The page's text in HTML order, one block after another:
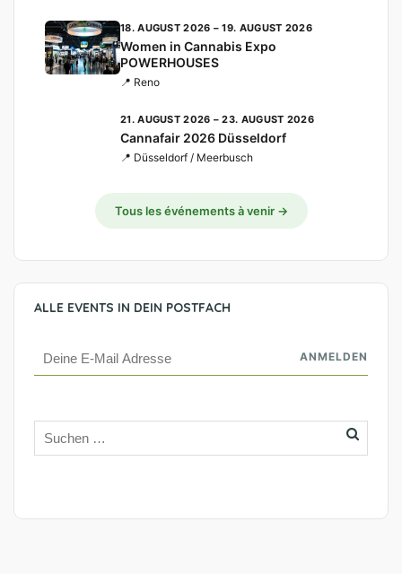
18. AUGUST 2026 – 19. AUGUST 2026
Women in Cannabis Expo
POWERHOUSES
📍 Reno
21. AUGUST 2026 – 23. AUGUST 2026
Cannafair 2026 Düsseldorf
📍 Düsseldorf / Meerbusch
Tous les événements à venir →
ALLE EVENTS IN DEIN POSTFACH